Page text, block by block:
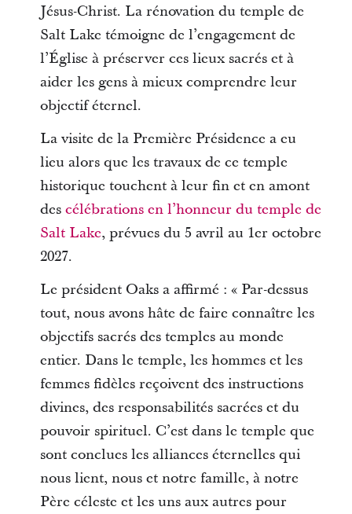
Jésus-Christ. La rénovation du temple de
Salt Lake témoigne de l’engagement de
l’Église à préserver ces lieux sacrés et à
aider les gens à mieux comprendre leur
objectif éternel.
La visite de la Première Présidence a eu
lieu alors que les travaux de ce temple
historique touchent à leur fin et en amont
des célébrations en l’honneur du temple de
Salt Lake, prévues du 5 avril au 1er octobre
2027.
Le président Oaks a affirmé : « Par-dessus
tout, nous avons hâte de faire connaître les
objectifs sacrés des temples au monde
entier. Dans le temple, les hommes et les
femmes fidèles reçoivent des instructions
divines, des responsabilités sacrées et du
pouvoir spirituel. C’est dans le temple que
sont conclues les alliances éternelles qui
nous lient, nous et notre famille, à notre
Père céleste et les uns aux autres pour